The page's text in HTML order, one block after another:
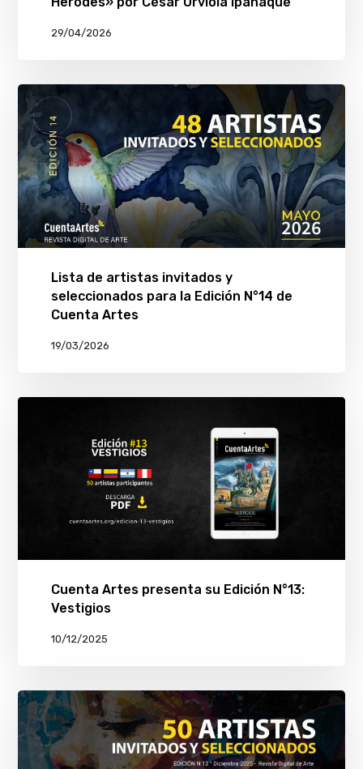
29/04/2026
Lista de artistas invitados y
seleccionados para la Edición N°14 de
Cuenta Artes
19/03/2026
Cuenta Artes presenta su Edición N°13:
Vestigios
10/12/2025